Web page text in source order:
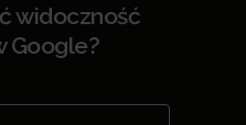
widoczność
Google?